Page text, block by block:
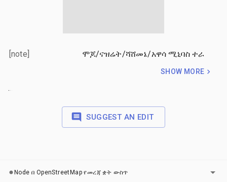
[note] ሞጆ/ናዝሬት/ሻሸመኔ/አዋሳ ሚኒባስ ተራ
SHOW MORE
..
SUGGEST AN EDIT
Node በ OpenStreetMap የመረጃ ቋት ውስጥ ካርታዎች